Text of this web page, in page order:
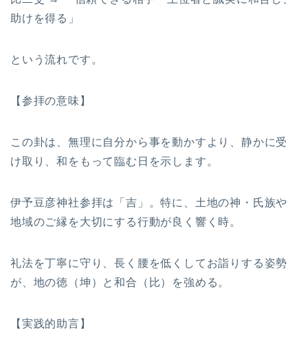
助けを得る」
という流れです。
【参拝の意味】
この卦は、無理に自分から事を動かすより、静かに受
け取り、和をもって臨む日を示します。
伊予豆彦神社参拝は「吉」。特に、土地の神・氏族や
地域のご縁を大切にする行動が良く響く時。
礼法を丁寧に守り、長く腰を低くしてお詣りする姿勢
が、地の徳（坤）と和合（比）を強める。
【実践的助言】